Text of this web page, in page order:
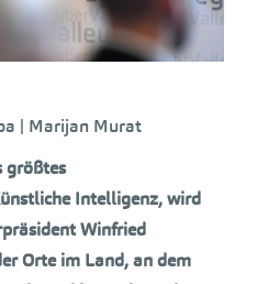
| Marijan Murat
größtes
Intelligenz, wird
Winfried
Orte im Land, an dem